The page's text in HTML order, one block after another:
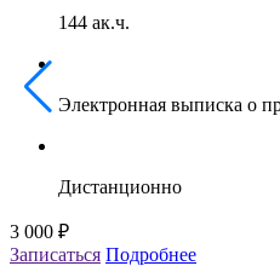
144 ак.ч.
Электронная выписка о
Дистанционно
3 000 ₽
Записаться Подробнее